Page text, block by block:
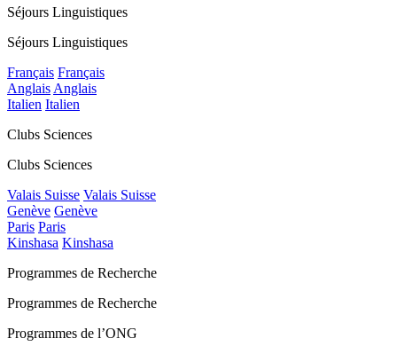
Séjours Linguistiques
Séjours Linguistiques
Français Français
Anglais Anglais
Italien Italien
Clubs Sciences
Clubs Sciences
Valais Suisse Valais Suisse
Genève Genève
Paris Paris
Kinshasa Kinshasa
Programmes de Recherche
Programmes de Recherche
Programmes de l’ONG